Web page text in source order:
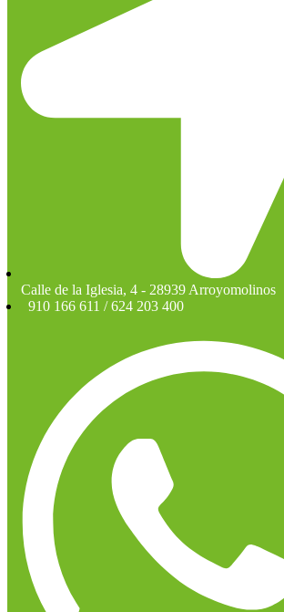
Calle de la Iglesia, 4 - 28939 Arroyomolinos
910 166 611 / 624 203 400